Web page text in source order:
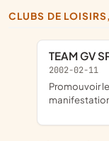
CLUBS DE
TEAM GV
2002-02-11
promouvoir le sport automobile en participant à des